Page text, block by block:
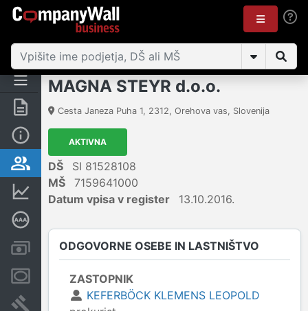
Povzetek
Odgovorne osebe in lastništvo
Računi in blokade
Zastavne pravice
Sodni postopki
MAGNA STEYR d.o.o.
Cesta Janeza Puha 1, 2312, Orehova vas, Slovenija
AKTIVNA
DŠ
SI 81528108
MŠ
7159641000
Datum vpisa v register
13.10.2016.
ODGOVORNE OSEBE IN LASTNIŠTVO
ZASTOPNIK
KEFERBÖCK KLEMENS LEOPOLD